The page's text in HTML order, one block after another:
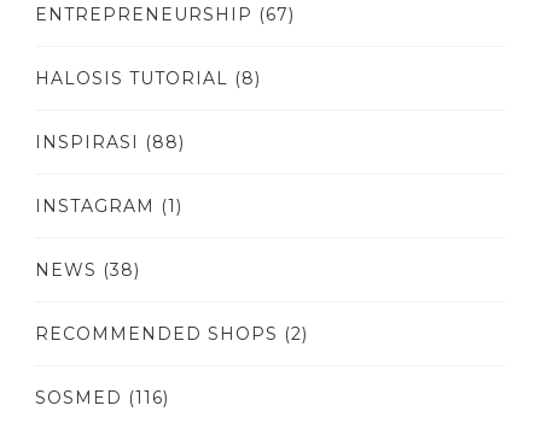
ENTREPRENEURSHIP (67)
HALOSIS TUTORIAL (8)
INSPIRASI (88)
INSTAGRAM (1)
NEWS (38)
RECOMMENDED SHOPS (2)
SOSMED (116)